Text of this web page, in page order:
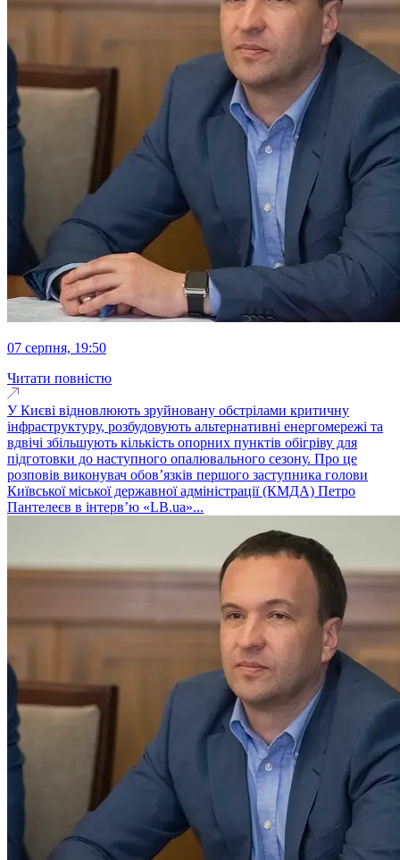
07 серпня, 19:50
Читати повністю
У Києві відновлюють зруйновану обстрілами критичну
інфраструктуру, розбудовують альтернативні енергомережі та
вдвічі збільшують кількість опорних пунктів обігріву для
підготовки до наступного опалювального сезону. Про це
розповів виконувач обовʼязків першого заступника голови
Київської міської державної адміністрації (КМДА) Петро
Пантелеєв в інтервʼю «LB.ua»...